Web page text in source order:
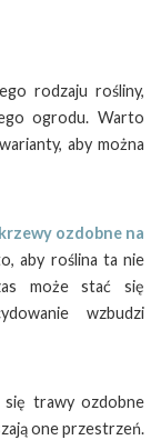
rodzaju rośliny,
ogrodu. Warto
aby można
krzewy ozdobne na
aby roślina ta nie
może stać się
wzbudzi
się trawy ozdobne
one przestrzeń.